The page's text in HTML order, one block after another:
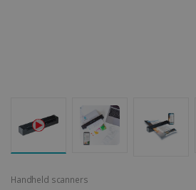
Handheld scanners